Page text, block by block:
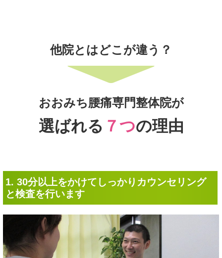
他院とはどこが違う？
おおみち腰痛専門整体院が
選ばれる ７つの理由
1. 30分以上をかけてしっかりカウンセリング
と検査を行います